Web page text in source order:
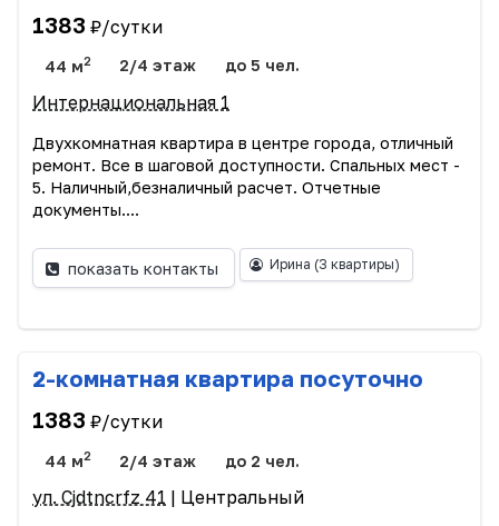
1383 ₽/сутки
44 м2 2/4 этаж до 5 чел.
Интернациональная 1
Двухкомнатная квартира в центре города, отличный
ремонт. Все в шаговой доступности. Спальных мест -
5. Наличный,безналичный расчет. Отчетные
документы....
показать контакты Ирина (3 квартиры)
2-комнатная квартира посуточно
1383 ₽/сутки
44 м2 2/4 этаж до 2 чел.
ул. Cjdtncrfz 41 | Центральный